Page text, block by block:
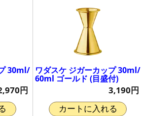
30ml/
円
ワダスケ ジガーカップ 30ml/
60ml ゴールド (目盛付)
3,190円
カートに入れる